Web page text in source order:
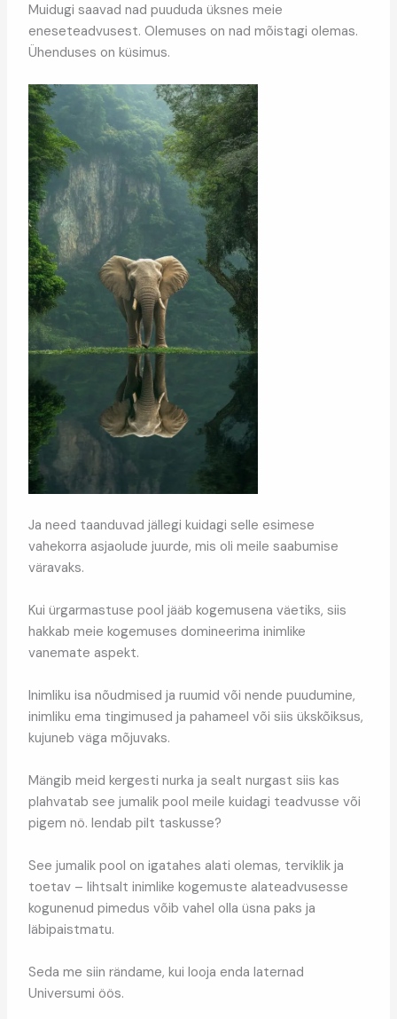
Muidugi saavad nad puududa üksnes meie
eneseteadvusest. Olemuses on nad mõistagi olemas.
Ühenduses on küsimus.
Ja need taanduvad jällegi kuidagi selle esimese
vahekorra asjaolude juurde, mis oli meile saabumise
väravaks.
Kui ürgarmastuse pool jääb kogemusena väetiks, siis
hakkab meie kogemuses domineerima inimlike
vanemate aspekt.
Inimliku isa nõudmised ja ruumid või nende puudumine,
inimliku ema tingimused ja pahameel või siis ükskõiksus,
kujuneb väga mõjuvaks.
Mängib meid kergesti nurka ja sealt nurgast siis kas
plahvatab see jumalik pool meile kuidagi teadvusse või
pigem nö. lendab pilt taskusse?
See jumalik pool on igatahes alati olemas, terviklik ja
toetav – lihtsalt inimlike kogemuste alateadvusesse
kogunenud pimedus võib vahel olla üsna paks ja
läbipaistmatu.
Seda me siin rändame, kui looja enda laternad
Universumi öös.